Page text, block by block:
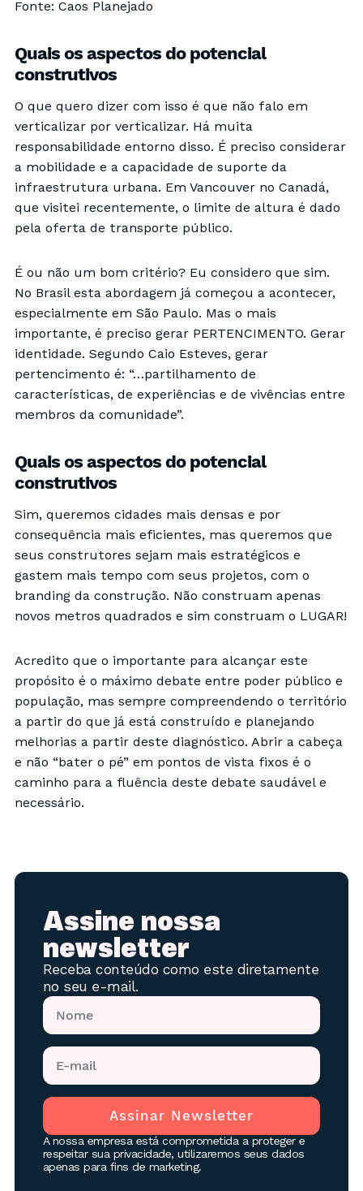
Fonte: Caos Planejado
Quais os aspectos do potencial
construtivos
O que quero dizer com isso é que não falo em
verticalizar por verticalizar. Há muita
responsabilidade entorno disso. É preciso considerar
a mobilidade e a capacidade de suporte da
infraestrutura urbana. Em Vancouver no Canadá,
que visitei recentemente, o limite de altura é dado
pela oferta de transporte público.
É ou não um bom critério? Eu considero que sim.
No Brasil esta abordagem já começou a acontecer,
especialmente em São Paulo. Mas o mais
importante, é preciso gerar PERTENCIMENTO. Gerar
identidade. Segundo Caio Esteves, gerar
pertencimento é: “…partilhamento de
características, de experiências e de vivências entre
membros da comunidade”.
Quais os aspectos do potencial
construtivos
Sim, queremos cidades mais densas e por
consequência mais eficientes, mas queremos que
seus construtores sejam mais estratégicos e
gastem mais tempo com seus projetos, com o
branding da construção. Não construam apenas
novos metros quadrados e sim construam o LUGAR!
Acredito que o importante para alcançar este
propósito é o máximo debate entre poder público e
população, mas sempre compreendendo o território
a partir do que já está construído e planejando
melhorias a partir deste diagnóstico. Abrir a cabeça
e não “bater o pé” em pontos de vista fixos é o
caminho para a fluência deste debate saudável e
necessário.
Assine nossa
newsletter
Receba conteúdo como este diretamente
no seu e-mail.
Assinar Newsletter
A nossa empresa está comprometida a proteger e
respeitar sua privacidade, utilizaremos seus dados
apenas para fins de marketing.